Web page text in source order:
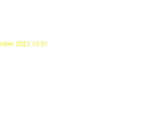
2021 10:31